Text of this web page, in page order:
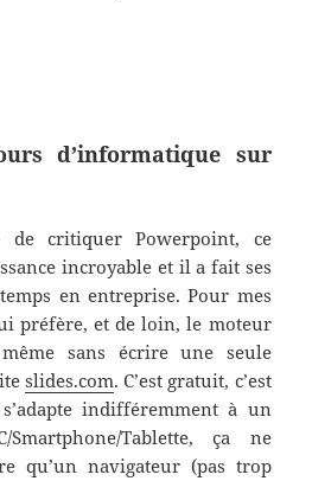
d’informatique sur
critiquer Powerpoint, ce
incroyable et il a fait ses
en entreprise. Pour mes
préfère, et de loin, le moteur
sans écrire une seule
slides.com. C’est gratuit, c’est
indifféremment à un
Tablette, ça ne
qu’un navigateur (pas trop